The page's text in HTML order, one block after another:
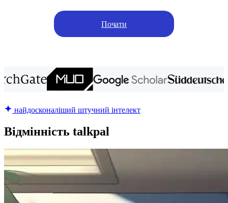
Почати
найдосконаліший штучний інтелект
Відмінність talkpal